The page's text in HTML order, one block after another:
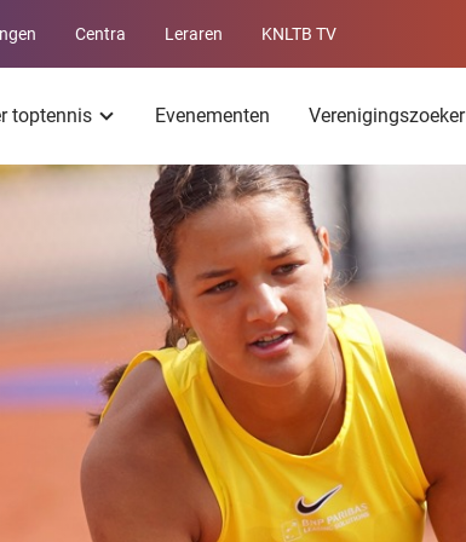
Centra Leraren KNLTB TV
toptennis Evenementen Verenigingszoeker